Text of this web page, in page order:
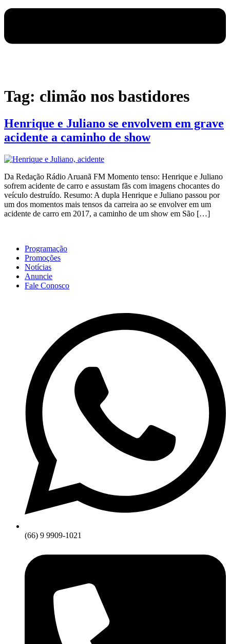
Tag: climão nos bastidores
Henrique e Juliano se envolvem em grave
acidente a caminho de show
Da Redação Rádio Aruanã FM Momento tenso: Henrique e Juliano
sofrem acidente de carro e assustam fãs com imagens chocantes do
veículo destruído. Resumo: A dupla Henrique e Juliano passou por
um dos momentos mais tensos da carreira ao se envolver em um
acidente de carro em 2017, a caminho de um show em São […]
Programação
Promoções
Notícias
Anuncie
Fale Conosco
(66) 9 9909-1021